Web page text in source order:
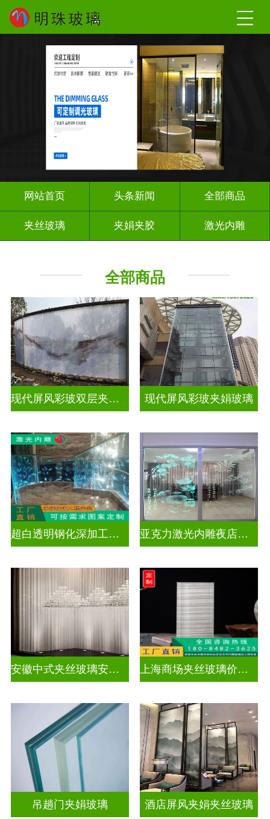
网站首页 头条新闻 全部商品
夹丝玻璃 夹娟夹胶 激光内雕
全部商品
现代屏风彩玻双层夹娟玻璃 现代屏风彩玻夹娟玻璃
超白透明钢化深加工激光内雕玻璃 亚克力激光内雕夜店餐厅装饰
安徽中式夹丝玻璃安装厂家 上海商场夹丝玻璃价钱多少
吊趟门夹娟玻璃 酒店屏风夹娟夹丝玻璃